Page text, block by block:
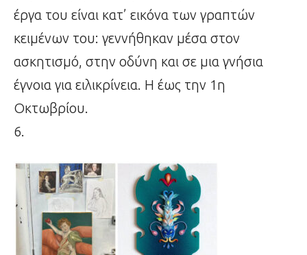
έργα του είναι κατ’ εικόνα των γραπτών
κειμένων του: γεννήθηκαν μέσα στον
ασκητισμό, στην οδύνη και σε μια γνήσια
έγνοια για ειλικρίνεια. Η έως την 1η
Οκτωβρίου.
6.